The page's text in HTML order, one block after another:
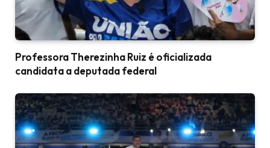
Professora Therezinha Ruiz é oficializada
candidata a deputada federal